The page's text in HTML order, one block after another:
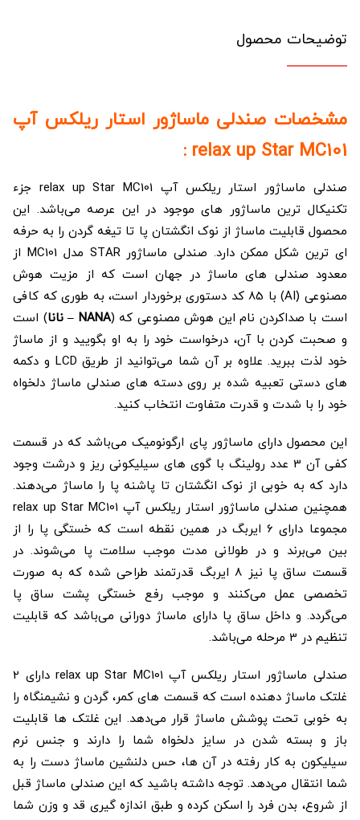
توضیحات محصول
مشخصات صندلی ماساژور استار ریلکس آپ
relax up Star MC101 :
صندلی ماساژور استار ریلکس آپ relax up Star MC101 جزء
تکنیکال‌ ترین ماساژور های موجود در این عرصه می‌باشد. این
محصول قابلیت ماساژ از نوک انگشتان پا تا تیغه گردن را به حرفه‌
ای‌ ترین شکل ممکن دارد. صندلی ماساژور STAR مدل MC101 از
معدود صندلی‌ های ماساژ در جهان است که از مزیت هوش
مصنوعی (AI) با 85 کد دستوری برخوردار است، به طوری که کافی
است با صداکردن نام این هوش مصنوعی که (NANA – نانا
) است
و صحبت کردن با آن، درخواست خود را به او بگویید و از ماساژ
خود لذت ببرید. علاوه‌ بر آن شما می‌توانید از طریق LCD و دکمه‌
های دستی تعبیه شده بر روی دسته‌ های صندلی ماساژ دلخواه
خود را با شدت و قدرت متفاوت انتخاب کنید.
این محصول دارای ماساژور پای ارگونومیک می‌باشد که در قسمت
کفی آن 3 عدد رولینگ با گوی‌ های سیلیکونی ریز و درشت وجود
دارد که به خوبی از نوک انگشتان تا پاشنه پا را ماساژ می‌دهند.
همچنین صندلی ماساژور استار ریلکس آپ relax up Star MC101
مجموعا دارای 6 ایربگ در همین نقطه است که خستگی پا را از
بین می‌برند و در طولانی مدت موجب سلامت پا می‌شوند. در
قسمت ساق پا نیز 8 ایربگ قدرتمند طراحی شده که به صورت
تخصصی عمل می‌کنند و موجب رفع خستگی پشت ساق پا
می‌گردد. و داخل ساق پا دارای ماساژ دورانی می‌باشد که قابلیت
تنظیم در 3 مرحله می‌باشد.
صندلی ماساژور استار ریلکس آپ relax up Star MC101 دارای 2
غلتک ماساژ دهنده است که قسمت‌ های کمر، گردن و نشیمنگاه را
به خوبی تحت پوشش ماساژ قرار می‌دهد. این غلتک‌ ها قابلیت
باز و بسته شدن در سایز دلخواه شما را دارند و جنس نرم
سیلیکون به کار رفته در آن‌ ها، حس دلنشین ماساژ دست را به
شما انتقال می‌دهد. توجه داشته باشید که این صندلی ماساژ قبل
از شروع، بدن فرد را اسکن کرده و طبق اندازه گیری قد و وزن شما